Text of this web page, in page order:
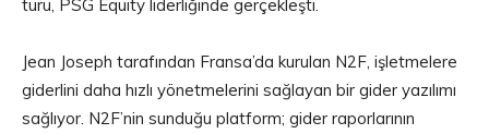
turu, PSG Equity liderliğinde gerçekleşti.
Jean Joseph tarafından Fransa’da kurulan N2F, işletmelere
giderlini daha hızlı yönetmelerini sağlayan bir gider yazılımı
sağlıyor. N2F’nin sunduğu platform; gider raporlarının